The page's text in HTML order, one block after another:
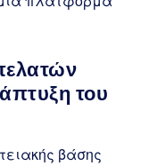
του
βάσης